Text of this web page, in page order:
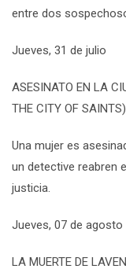
entre dos
Jueves, 31 de julio
ASESINATO EN LA
THE CITY OF SAINTS)
Una mujer es
un detective reabren
justicia.
Jueves, 07 de agosto
LA MUERTE DE